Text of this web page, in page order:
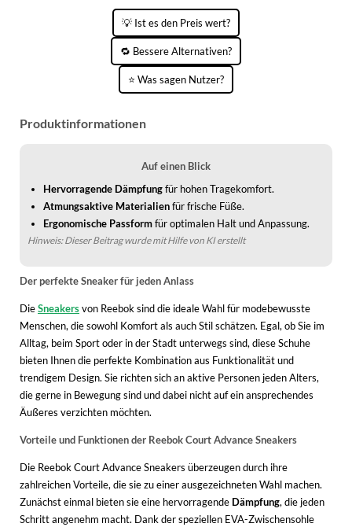
WINTERSCHUHE
💡 Ist es den Preis wert?
🔁 Bessere Alternativen?
⭐ Was sagen Nutzer?
Produktinformationen
Auf einen Blick
Hervorragende Dämpfungfür hohen Tragekomfort.
Atmungsaktive Materialienfür frische Füße.
Ergonomische Passformfür optimalen Halt und Anpassung.
Hinweis: Dieser Beitrag wurde mit Hilfe von KI erstellt
Der perfekte Sneaker für jeden Anlass
DieSneakersvon Reebok sind die ideale Wahl für modebewusste
Menschen, die sowohl Komfort als auch Stil schätzen. Egal, ob Sie im
Alltag, beim Sport oder in der Stadt unterwegs sind, diese Schuhe
bieten Ihnen die perfekte Kombination aus Funktionalität und
trendigem Design. Sie richten sich an aktive Personen jeden Alters,
die gerne in Bewegung sind und dabei nicht auf ein ansprechendes
Äußeres verzichten möchten.
Vorteile und Funktionen der Reebok Court Advance Sneakers
Die Reebok Court Advance Sneakers überzeugen durch ihre
zahlreichen Vorteile, die sie zu einer ausgezeichneten Wahl machen.
Zunächst einmal bieten sie eine hervorragende Dämpfung, die jeden
Schritt angenehm macht. Dank der speziellen EVA-Zwischensohle